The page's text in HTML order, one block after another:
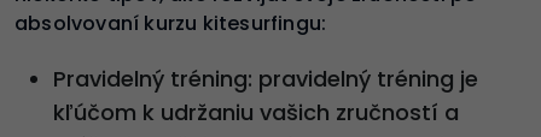
absolvovaní kurzu kitesurfingu:
Pravidelný tréning: pravidelný tréning je
kľúčom k udržaniu vašich zručností a